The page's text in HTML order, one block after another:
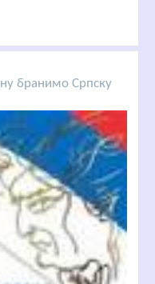
бранимо Српску